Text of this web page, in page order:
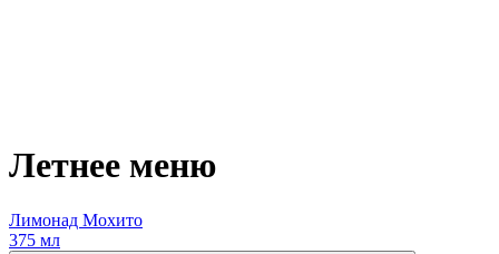
Летнее меню
Лимонад Мохито
375 мл